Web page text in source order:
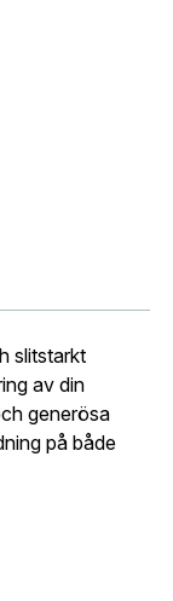
slitstarkt
av din
generösa
på både
vi dig
vårt
enligt